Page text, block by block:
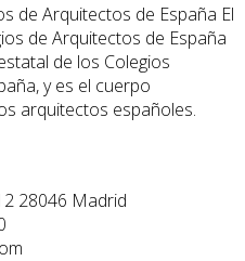
El
de Arquitectos de España
de los Colegios
y es el cuerpo
arquitectos españoles.
28046 Madrid